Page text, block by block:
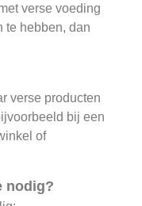
verse voeding
te hebben, dan
verse producten
bij een
of
nodig?